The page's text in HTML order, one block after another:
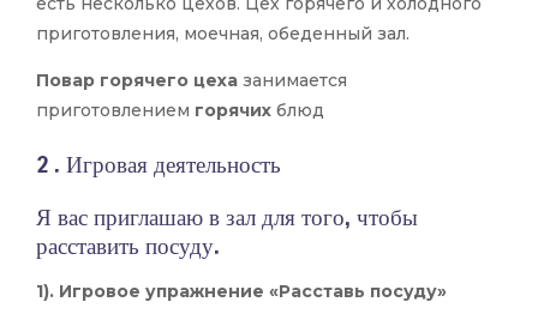
приготовления, моечная, обеденный зал.
Повар горячего цеха занимается
приготовлением горячих блюд
2 . Игровая деятельность
Я вас приглашаю в зал для того, чтобы
расставить посуду.
1). Игровое упражнение «Расставь посуду»